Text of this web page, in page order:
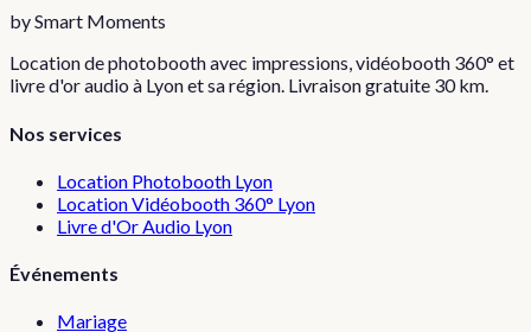
by Smart Moments
Location de photobooth avec impressions, vidéobooth 360° et
livre d'or audio à Lyon et sa région. Livraison gratuite 30 km.
Nos services
Location Photobooth Lyon
Location Vidéobooth 360° Lyon
Livre d'Or Audio Lyon
Événements
Mariage